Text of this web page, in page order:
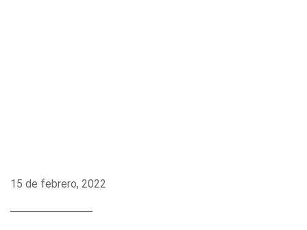
15 de febrero, 2022